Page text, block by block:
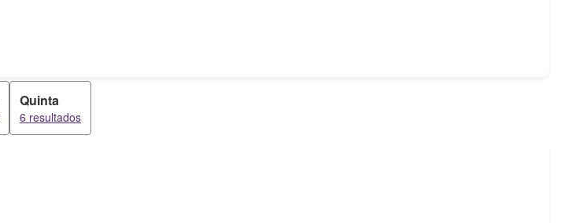
Quinta
6 resultados